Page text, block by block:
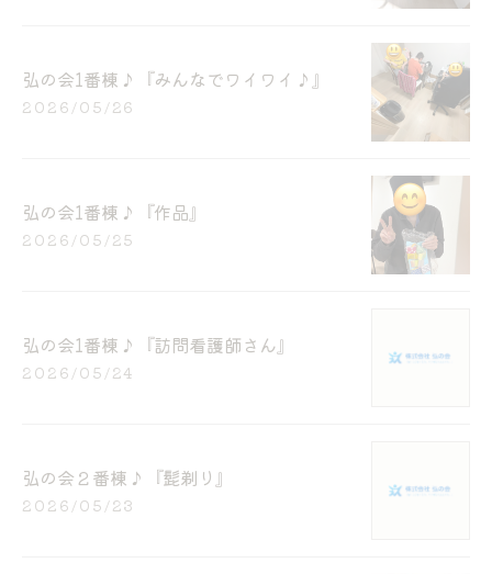
弘の会1番棟♪『みんなでワイワイ♪』
2026/05/26
弘の会1番棟♪『作品』
2026/05/25
弘の会1番棟♪『訪問看護師さん』
2026/05/24
弘の会２番棟♪『髭剃り』
2026/05/23